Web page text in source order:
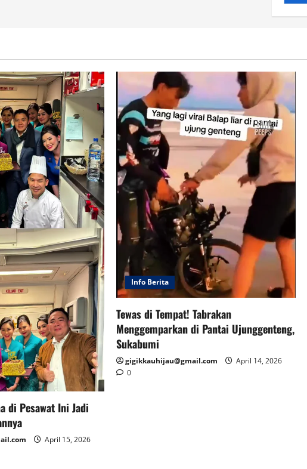
di Pesawat Ini Jadi
April 15, 2026
Info Berita
Tewas di Tempat! Tabrakan
Menggemparkan di Pantai Ujunggenteng,
Sukabumi
gigikkauhijau@gmail.com
April 14, 2026
0